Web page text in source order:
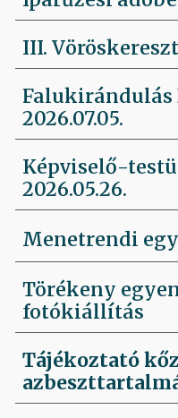
III.
Falukirándulás
2026.07.05.
Képviselő-
2026.05.26.
Menetrendi
Törékeny
fotókiállítás
Tájékoztató